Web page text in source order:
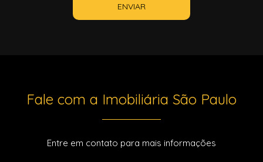
ENVIAR
Fale com a Imobiliária São Paulo
Entre em contato para mais informações